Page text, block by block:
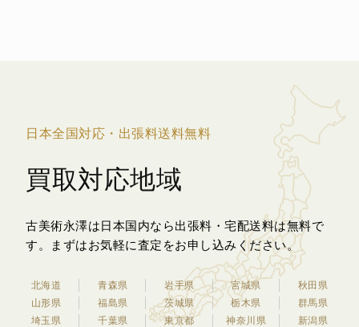
日本全国対応・出張料送料無料
買取対応地域
古美術永澤は日本国内なら出張料・宅配送料は無料で
す。
まずはお気軽に査定をお申し込みください。
北海道 青森県 岩手県 宮城県
秋田県
山形県
福島県 茨城県 栃木県
群馬県
埼玉県
千葉県 東京都 神奈川県 新潟県